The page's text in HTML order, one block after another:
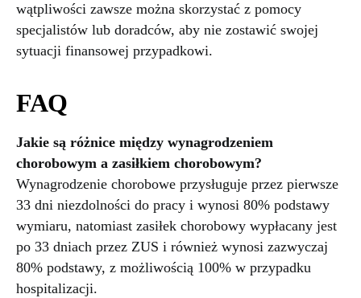
wątpliwości zawsze można skorzystać z pomocy
specjalistów lub doradców, aby nie zostawić swojej
sytuacji finansowej przypadkowi.
FAQ
Jakie są różnice między wynagrodzeniem
chorobowym a zasiłkiem chorobowym?
Wynagrodzenie chorobowe przysługuje przez pierwsze
33 dni niezdolności do pracy i wynosi 80% podstawy
wymiaru, natomiast zasiłek chorobowy wypłacany jest
po 33 dniach przez ZUS i również wynosi zazwyczaj
80% podstawy, z możliwością 100% w przypadku
hospitalizacji.